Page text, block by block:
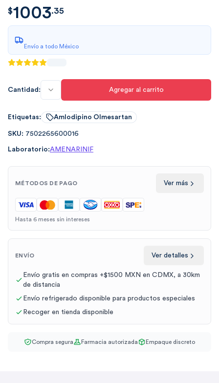
$ 1003.352
$1003.35
Envío a todo México
Cantidad: Agregar al carrito
Etiquetas: Amlodipino Olmesartan
SKU: 7502265600016
Laboratorio:AMENARINIF
MÉTODOS DE PAGO Ver más
Hasta 6 meses sin intereses
ENVÍO Ver detalles
Envío gratis en compras +$1500 MXN en CDMX, a 30km
de distancia
Envío refrigerado disponible para productos especiales
Recoger en tienda disponible
Compra segura Farmacia autorizada Empaque discreto